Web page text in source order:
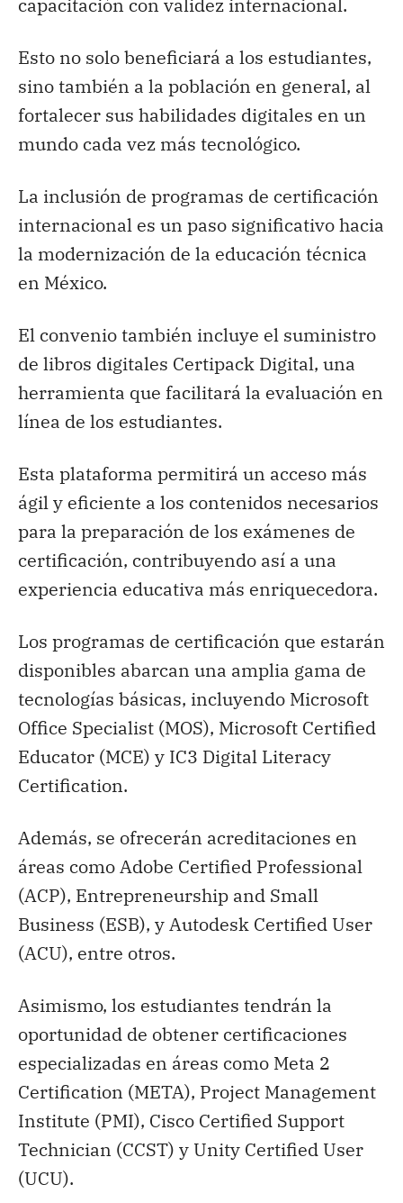
Esto no solo beneficiará a los estudiantes,
sino también a la población en general, al
fortalecer sus habilidades digitales en un
mundo cada vez más tecnológico.
La inclusión de programas de certificación
internacional es un paso significativo hacia
la modernización de la educación técnica
en México.
El convenio también incluye el suministro
de libros digitales Certipack Digital, una
herramienta que facilitará la evaluación en
línea de los estudiantes.
Esta plataforma permitirá un acceso más
ágil y eficiente a los contenidos necesarios
para la preparación de los exámenes de
certificación, contribuyendo así a una
experiencia educativa más enriquecedora.
Los programas de certificación que estarán
disponibles abarcan una amplia gama de
tecnologías básicas, incluyendo Microsoft
Office Specialist (MOS), Microsoft Certified
Educator (MCE) y IC3 Digital Literacy
Certification.
Además, se ofrecerán acreditaciones en
áreas como Adobe Certified Professional
(ACP), Entrepreneurship and Small
Business (ESB), y Autodesk Certified User
(ACU), entre otros.
Asimismo, los estudiantes tendrán la
oportunidad de obtener certificaciones
especializadas en áreas como Meta 2
Certification (META), Project Management
Institute (PMI), Cisco Certified Support
Technician (CCST) y Unity Certified User
(UCU).